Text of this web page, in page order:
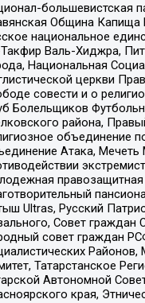
большевистская
Община Капища
национальное
Валь-Хиджра,
Национальная
церкви
совести и о
Болельщиков
района,
объединение
Атака,
правозащитная
Ultras, Русский
Совет граждан
совет граждан
Татарстанское
Автономной
края,